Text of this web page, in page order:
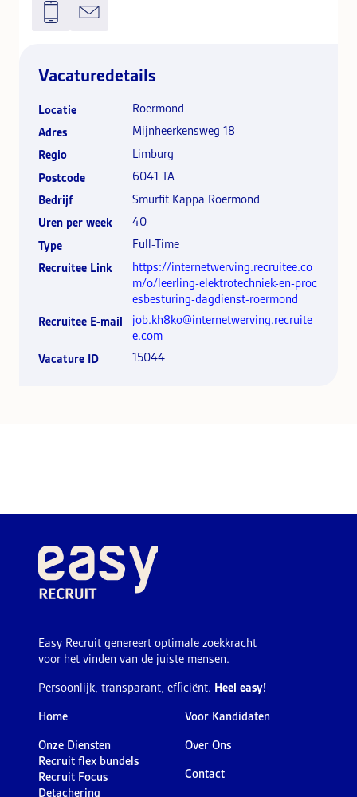
Vacaturedetails
Locatie
Roermond
Adres
Mijnheerkensweg 18
Regio
Limburg
Postcode
6041 TA
Bedrijf
Smurfit Kappa Roermond
Uren per week
40
Type
Full-Time
Recruitee Link
https://internetwerving.recruitee.co
m/o/leerling-elektrotechniek-en-proc
esbesturing-dagdienst-roermond
Recruitee E-mail
job.kh8ko@internetwerving.recruite
e.com
Vacature ID
15044
Easy Recruit genereert optimale zoekkracht
voor het vinden van de juiste mensen.
Persoonlijk, transparant, efﬁciënt. Heel easy!
Home
Onze Diensten
Recruit flex bundels
Recruit Focus
Detachering
Voor Kandidaten
Over Ons
Contact